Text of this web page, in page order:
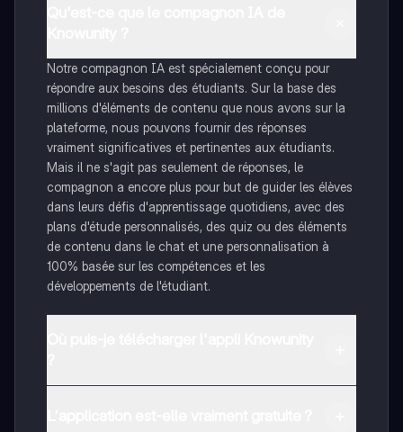
Notre compagnon IA est spécialement conçu pour
répondre aux besoins des étudiants. Sur la base des
millions d'éléments de contenu que nous avons sur la
plateforme, nous pouvons fournir des réponses
vraiment significatives et pertinentes aux étudiants.
Mais il ne s'agit pas seulement de réponses, le
compagnon a encore plus pour but de guider les élèves
dans leurs défis d'apprentissage quotidiens, avec des
plans d'étude personnalisés, des quiz ou des éléments
de contenu dans le chat et une personnalisation à
100% basée sur les compétences et les
développements de l'étudiant.